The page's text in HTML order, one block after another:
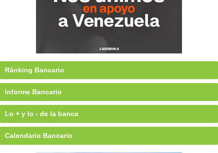
Ránking Bancario
Informe Bancario
Lo + y lo - de la banca
Calendario Bancario